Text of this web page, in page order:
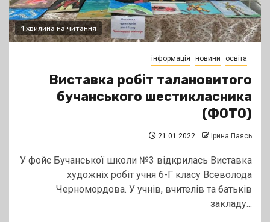
1 хвилина на читання
інформація новини освіта
Виставка робіт талановитого
бучанського шестикласника
(ФОТО)
21.01.2022 Ірина Паясь
У фойє Бучанської школи №3 відкрилась Виставка
художніх робіт учня 6-Г класу Всеволода
Черномордова. У учнів, вчителів та батьків
закладу...